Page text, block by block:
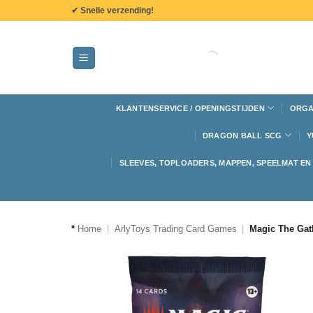
✔ Snelle verzending!
KLANTENSERVICE / OPENINGSTIJDEN
DRAGON BALL SCG
SLEEVES, TOPLOADERS, MAPPEN, SPEELMAT
* Home ArlyToys Trading Card Games Magic The